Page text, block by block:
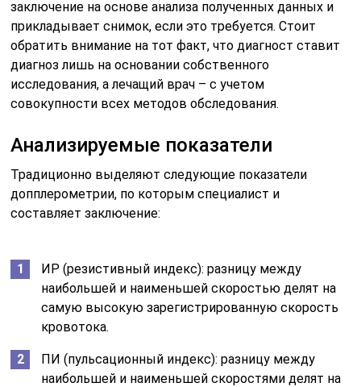
заключение на основе анализа полученных данных и
прикладывает снимок, если это требуется. Стоит
обратить внимание на тот факт, что диагност ставит
диагноз лишь на основании собственного
исследования, а лечащий врач – с учетом
совокупности всех методов обследования.
Анализируемые показатели
Традиционно выделяют следующие показатели
допплерометрии, по которым специалист и
составляет заключение:
ИР (резистивный индекс): разницу между
наибольшей и наименьшей скоростью делят на
самую высокую зарегистрированную скорость
кровотока.
ПИ (пульсационный индекс): разницу между
наибольшей и наименьшей скоростями делят на